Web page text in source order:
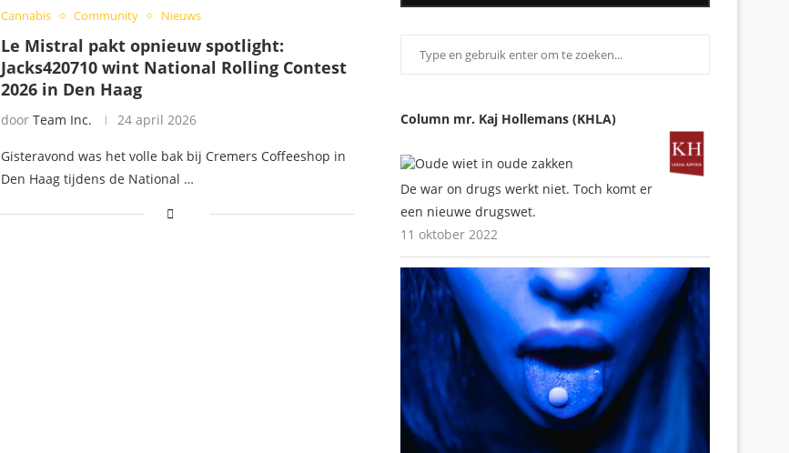
Cannabis Community Nieuws
Le Mistral pakt opnieuw spotlight:
Jacks420710 wint National Rolling Contest
2026 in Den Haag
door Team Inc. 24 april 2026
Gisteravond was het volle bak bij Cremers Coffeeshop in
Den Haag tijdens de National …
Column mr. Kaj Hollemans (KHLA)
De war on drugs werkt niet. Toch komt er
een nieuwe drugswet.
11 oktober 2022